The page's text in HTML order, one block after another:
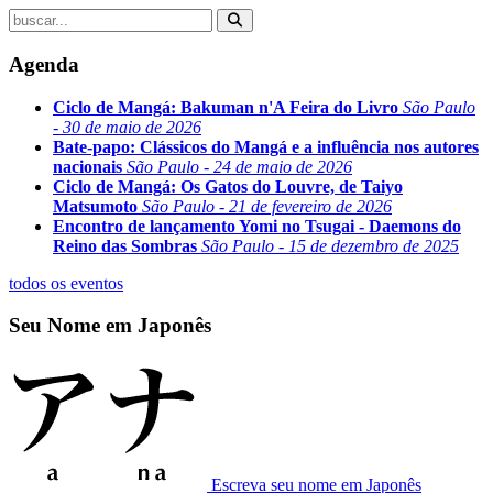
Agenda
Ciclo de Mangá: Bakuman n'A Feira do Livro São Paulo
- 30 de maio de 2026
Bate-papo: Clássicos do Mangá e a influência nos autores
nacionais São Paulo - 24 de maio de 2026
Ciclo de Mangá: Os Gatos do Louvre, de Taiyo
Matsumoto São Paulo - 21 de fevereiro de 2026
Encontro de lançamento Yomi no Tsugai - Daemons do
Reino das Sombras São Paulo - 15 de dezembro de 2025
todos os eventos
Seu Nome em Japonês
Escreva seu nome em Japonês